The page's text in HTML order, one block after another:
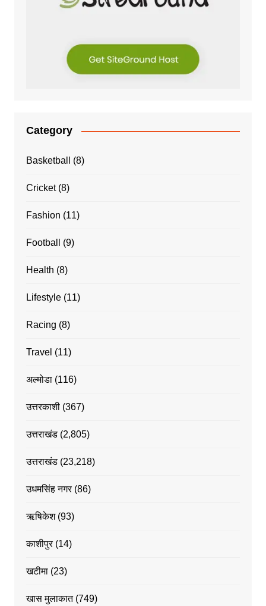
Category
Basketball (8)
Cricket(8)
Fashion (11)
Football (9)
Health (8)
Lifestyle(11)
Racing (8)
Travel (11)
अल्मोडा(116)
उत्तरकाशी(367)
उत्तराखंड(2,805)
उत्तराखंड(23,218)
उधमसिंह नगर(86)
ऋषिकेश(93)
काशीपुर(14)
खटीमा(23)
खास मुलाकात(749)